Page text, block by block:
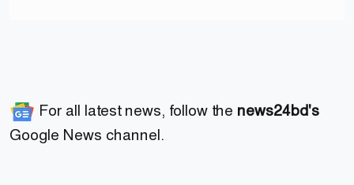
For all latest news, follow the news24bd's
Google News channel.